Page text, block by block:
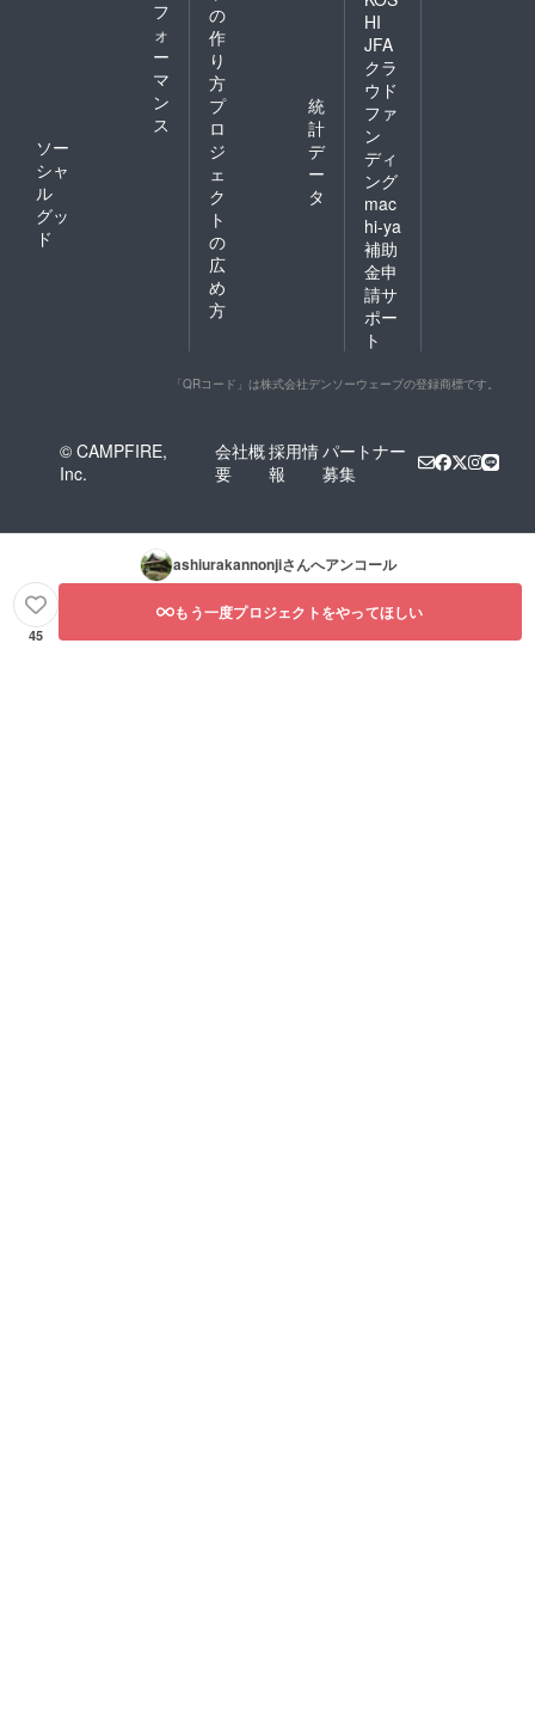
フ
ォ
ー
マ
ン
ス
ソー
シャ
ル
グッ
ド
の
作
り
方
プ
ロ
ジ
ェ
ク
ト
の
広
め
方
統
計
デ
ー
タ
HI
JFA
クラ
ウド
ファ
ン
ディ
ング
mac
hi-ya
補助
金申
請サ
ポー
ト
「QRコード」は株式会社デンソーウェーブの登録商標です。
© CAMPFIRE,
Inc.
会社概
要
採用情
報
パートナー
募集
ashiurakannonjiさんへアンコール
45
もう一度プロジェクトをやってほしい